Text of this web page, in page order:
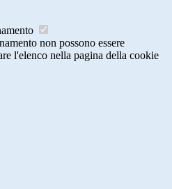
non possono essere
l'elenco nella pagina della cookie